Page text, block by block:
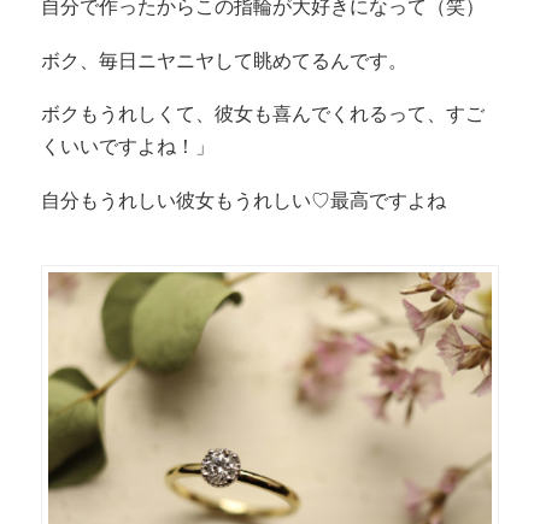
自分で作ったからこの指輪が大好きになって（笑）
ボク、毎日ニヤニヤして眺めてるんです。
ボクもうれしくて、彼女も喜んでくれるって、すご
くいいですよね！」
自分もうれしい彼女もうれしい♡最高ですよね